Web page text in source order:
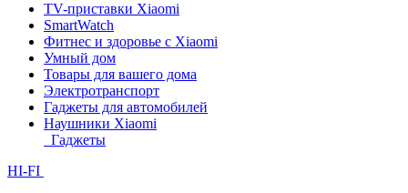
TV-приставки Xiaomi
SmartWatch
Фитнес и здоровье с Xiaomi
Умный дом
Товары для вашего дома
Электротранспорт
Гаджеты для автомобилей
Наушники Xiaomi
Гаджеты
HI-FI